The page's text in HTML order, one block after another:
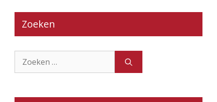
Zoeken
naar: